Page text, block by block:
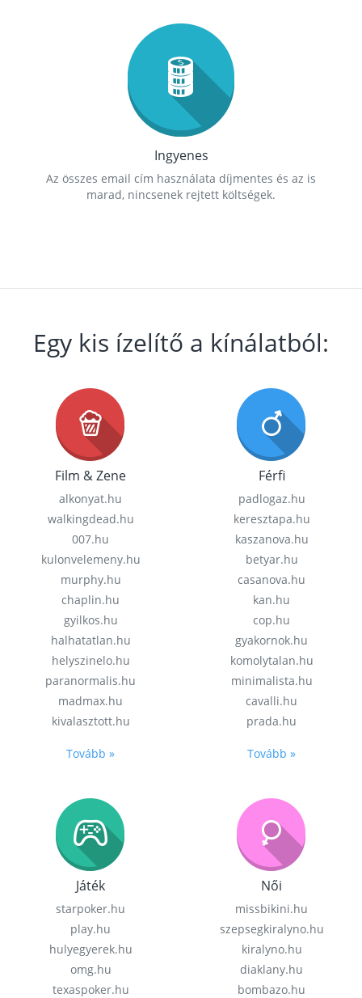
Ingyenes
Az összes email cím használata díjmentes és az is
marad, nincsenek rejtett költségek.
Egy kis ízelítő a kínálatból:
Film & Zene
alkonyat.hu
walkingdead.hu
007.hu
kulonvelemeny.hu
murphy.hu
chaplin.hu
gyilkos.hu
halhatatlan.hu
helyszinelo.hu
paranormalis.hu
madmax.hu
kivalasztott.hu
Tovább »
Férfi
padlogaz.hu
keresztapa.hu
kaszanova.hu
betyar.hu
casanova.hu
kan.hu
cop.hu
gyakornok.hu
komolytalan.hu
minimalista.hu
cavalli.hu
prada.hu
Tovább »
Játék
starpoker.hu
play.hu
hulyegyerek.hu
omg.hu
texaspoker.hu
Női
missbikini.hu
szepsegkiralyno.hu
kiralyno.hu
diaklany.hu
bombazo.hu